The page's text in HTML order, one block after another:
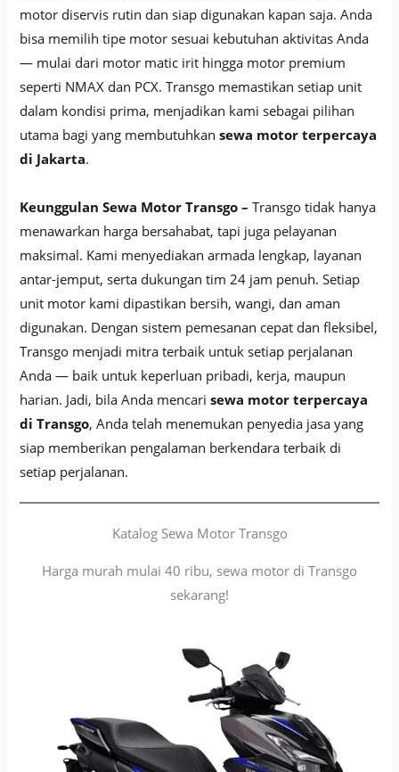
motor diservis rutin dan siap digunakan kapan saja. Anda
bisa memilih tipe motor sesuai kebutuhan aktivitas Anda
— mulai dari motor matic irit hingga motor premium
seperti NMAX dan PCX. Transgo memastikan setiap unit
dalam kondisi prima, menjadikan kami sebagai pilihan
utama bagi yang membutuhkansewa motor terpercaya
di Jakarta.
Keunggulan Sewa Motor Transgo – Transgo tidak hanya
menawarkan harga bersahabat, tapi juga pelayanan
maksimal. Kami menyediakan armada lengkap, layanan
antar-jemput, serta dukungan tim 24 jam penuh. Setiap
unit motor kami dipastikan bersih, wangi, dan aman
digunakan. Dengan sistem pemesanan cepat dan fleksibel,
Transgo menjadi mitra terbaik untuk setiap perjalanan
Anda — baik untuk keperluan pribadi, kerja, maupun
harian. Jadi, bila Anda mencarisewa motor terpercaya
di Transgo, Anda telah menemukan penyedia jasa yang
siap memberikan pengalaman berkendara terbaik di
setiap perjalanan.
Katalog Sewa Motor Transgo
Harga murah mulai 40 ribu, sewa motor di Transgo
sekarang!